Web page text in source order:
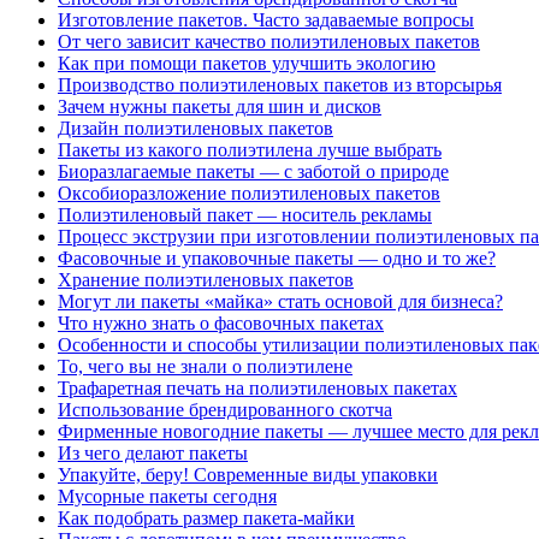
Изготовление пакетов. Часто задаваемые вопросы
От чего зависит качество полиэтиленовых пакетов
Как при помощи пакетов улучшить экологию
Производство полиэтиленовых пакетов из вторсырья
Зачем нужны пакеты для шин и дисков
Дизайн полиэтиленовых пакетов
Пакеты из какого полиэтилена лучше выбрать
Биоразлагаемые пакеты — с заботой о природе
Оксобиоразложение полиэтиленовых пакетов
Полиэтиленовый пакет — носитель рекламы
Процесс экструзии при изготовлении полиэтиленовых
Фасовочные и упаковочные пакеты — одно и то же?
Хранение полиэтиленовых пакетов
Могут ли пакеты «майка» стать основой для бизнеса?
Что нужно знать о фасовочных пакетах
Особенности и способы утилизации полиэтиленовых
То, чего вы не знали о полиэтилене
Трафаретная печать на полиэтиленовых пакетах
Использование брендированного скотча
Фирменные новогодние пакеты — лучшее место для
Из чего делают пакеты
Упакуйте, беру! Современные виды упаковки
Мусорные пакеты сегодня
Как подобрать размер пакета-майки